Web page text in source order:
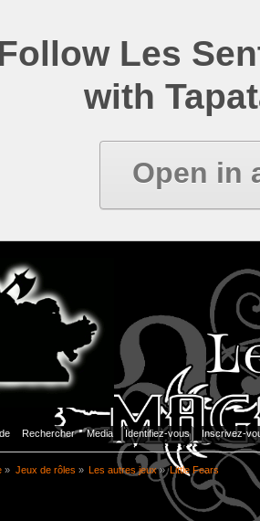
Les
with
Open in
Rechercher Media Identifiez-vous Inscrivez-
» Jeux de rôles » Les autres jeux» Little Fears